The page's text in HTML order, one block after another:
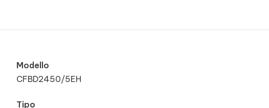
Modello
CFBD2450/5EH
Tipo